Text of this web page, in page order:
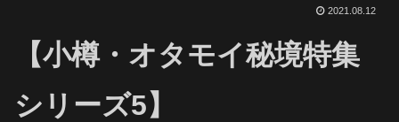
2021.08.12
【小樽・オタモイ秘境特集
シリーズ5】